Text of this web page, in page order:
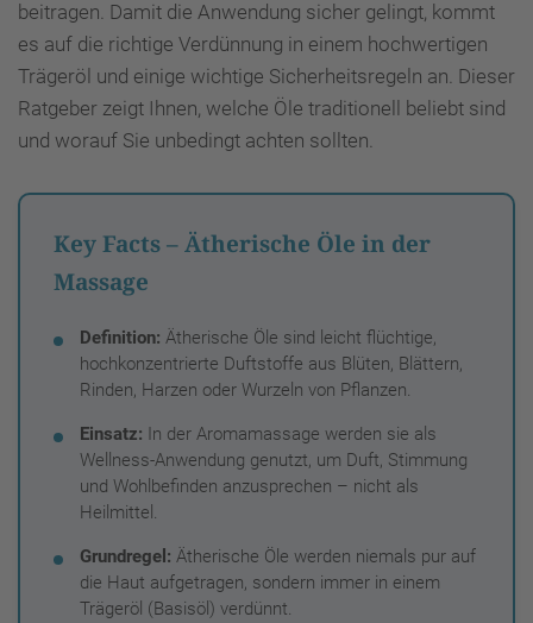
beitragen. Damit die Anwendung sicher gelingt, kommt
es auf die richtige Verdünnung in einem hochwertigen
Trägeröl und einige wichtige Sicherheitsregeln an. Dieser
Ratgeber zeigt Ihnen, welche Öle traditionell beliebt sind
und worauf Sie unbedingt achten sollten.
Key Facts – Ätherische Öle in der
Massage
Definition: Ätherische Öle sind leicht flüchtige,
hochkonzentrierte Duftstoffe aus Blüten, Blättern,
Rinden, Harzen oder Wurzeln von Pflanzen.
Einsatz: In der Aromamassage werden sie als
Wellness-Anwendung genutzt, um Duft, Stimmung
und Wohlbefinden anzusprechen – nicht als
Heilmittel.
Grundregel: Ätherische Öle werden niemals pur auf
die Haut aufgetragen, sondern immer in einem
Trägeröl (Basisöl) verdünnt.